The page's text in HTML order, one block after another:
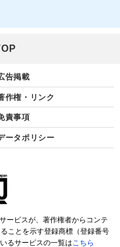
告掲載
作権・リンク
責事項
ータポリシー
ービスが、著作権者からコンテ
ことを示す登録商標（登録番号
るサービスの一覧はこちら